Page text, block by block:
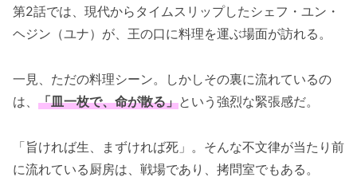
第2話では、現代からタイムスリップしたシェフ・ユン・
ヘジン（ユナ）が、王の口に料理を運ぶ場面が訪れる。
一見、ただの料理シーン。しかしその裏に流れているの
は、 「皿一枚で、命が散る」という強烈な緊張感だ。
「旨ければ生、まずければ死」。そんな不文律が当たり前
に流れている厨房は、戦場であり、拷問室でもある。